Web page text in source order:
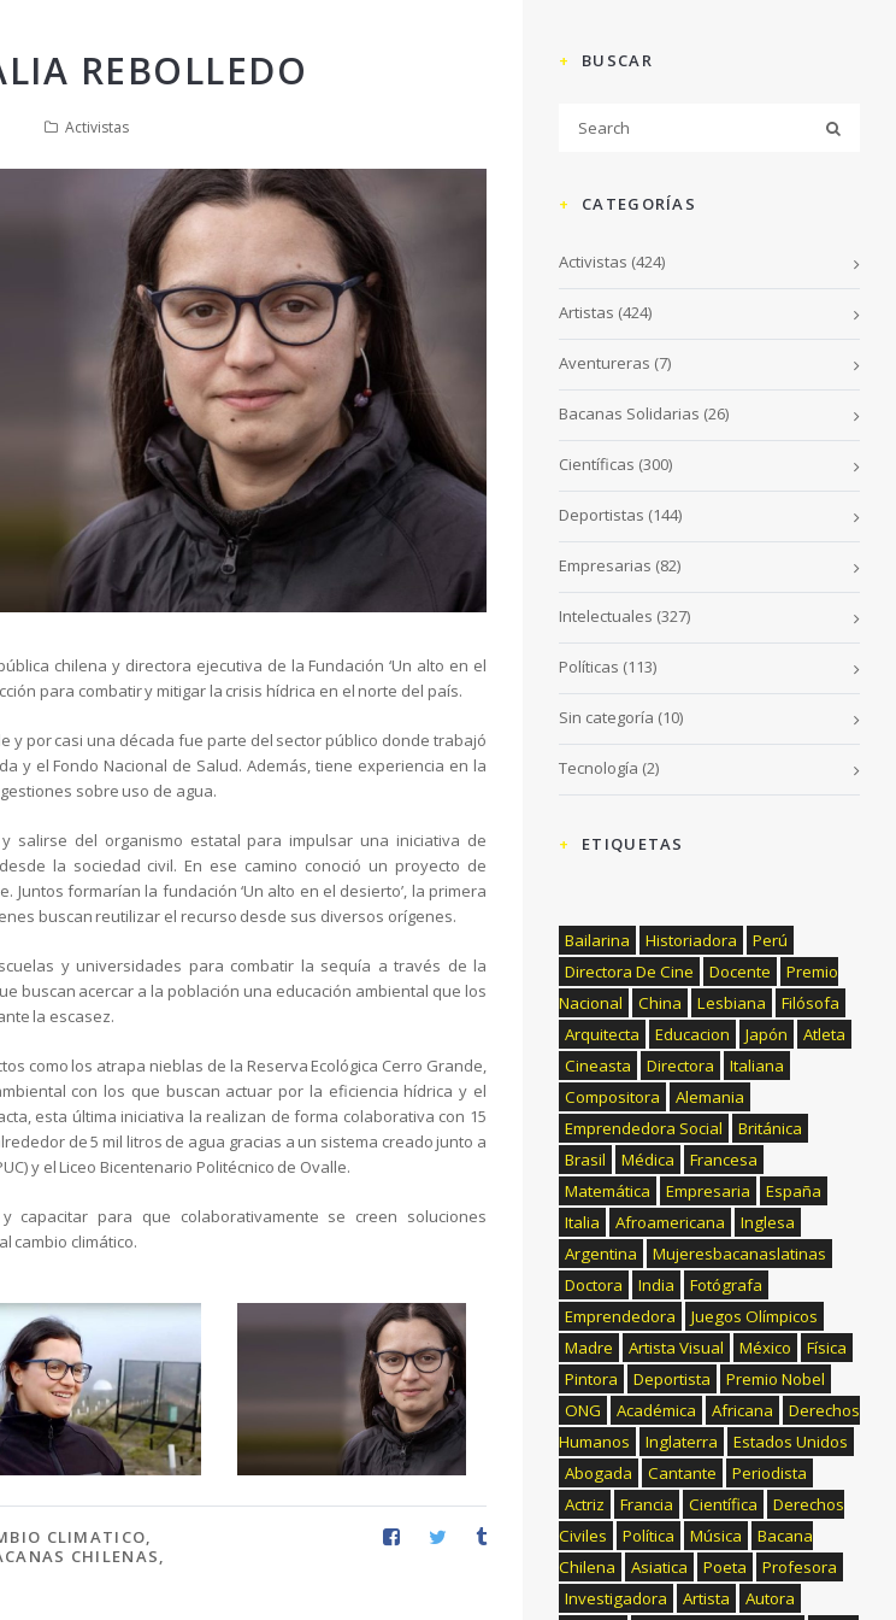
REBOLLEDO
Activistas
chilena y directora ejecutiva de la Fundación ‘Un alto en el
para combatir y mitigar la crisis hídrica en el norte del país.
y por casi una década fue parte del sector público donde trabajó
y el Fondo Nacional de Salud. Además, tiene experiencia en la
sobre uso de agua.
salirse del organismo estatal para impulsar una iniciativa de
la sociedad civil. En ese camino conoció un proyecto de
Juntos formarían la fundación ‘Un alto en el desierto’, la primera
buscan reutilizar el recurso desde sus diversos orígenes.
y universidades para combatir la sequía a través de la
buscan acercar a la población una educación ambiental que los
la escasez.
como los atrapa nieblas de la Reserva Ecológica Cerro Grande,
con los que buscan actuar por la eficiencia hídrica y el
esta última iniciativa la realizan de forma colaborativa con 15
de 5 mil litros de agua gracias a un sistema creado junto a
y el Liceo Bicentenario Politécnico de Ovalle.
capacitar para que colaborativamente se creen soluciones
cambio climático.
CLIMATICO,
CHILENAS,
BUSCAR
CATEGORÍAS
Activistas (424)
Artistas (424)
Aventureras (7)
Bacanas Solidarias (26)
Científicas (300)
Deportistas (144)
Empresarias (82)
Intelectuales (327)
Políticas (113)
Sin categoría (10)
Tecnología (2)
ETIQUETAS
Bailarina Historiadora
Perú
Directora De Cine
Docente
Premio
Nacional
China Lesbiana
Filósofa
Arquitecta
Educacion Japón
Atleta
Cineasta
Directora
Italiana
Compositora
Alemania
Emprendedora Social
Británica
Brasil
Médica
Francesa
Matemática
Empresaria
España
Italia
Afroamericana
Inglesa
Argentina
Mujeresbacanaslatinas
Doctora
India
Fotógrafa
Emprendedora
Juegos Olímpicos
Madre
Artista Visual México
Física
Pintora
Deportista
Premio Nobel
ONG
Académica Africana
Derechos
Humanos
Inglaterra
Estados Unidos
Abogada
Cantante
Periodista
Actriz
Francia Científica
Derechos
Civiles
Política Música
Bacana
Chilena
Asiatica Poeta
Profesora
Investigadora
Artista
Autora